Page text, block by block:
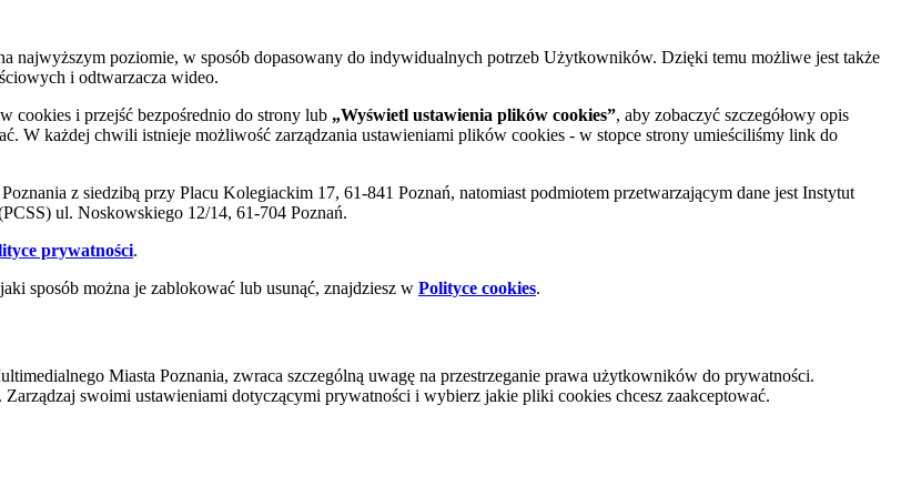
najwyższym poziomie, w sposób dopasowany do indywidualnych potrzeb Użytkowników. Dzięki temu możliwe jest także
i odtwarzacza wideo.
cookies i przejść bezpośrednio do strony lub „Wyświetl ustawienia plików cookies”, aby zobaczyć szczegółowy opis
W każdej chwili istnieje możliwość zarządzania ustawieniami plików cookies - w stopce strony umieściliśmy link do
z siedzibą przy Placu Kolegiackim 17, 61-841 Poznań, natomiast podmiotem przetwarzającym dane jest Instytut
ul. Noskowskiego 12/14, 61-704 Poznań.
prywatności.
sposób można je zablokować lub usunąć, znajdziesz w Polityce cookies.
Miasta Poznania, zwraca szczególną uwagę na przestrzeganie prawa użytkowników do prywatności.
swoimi ustawieniami dotyczącymi prywatności i wybierz jakie pliki cookies chcesz zaakceptować.